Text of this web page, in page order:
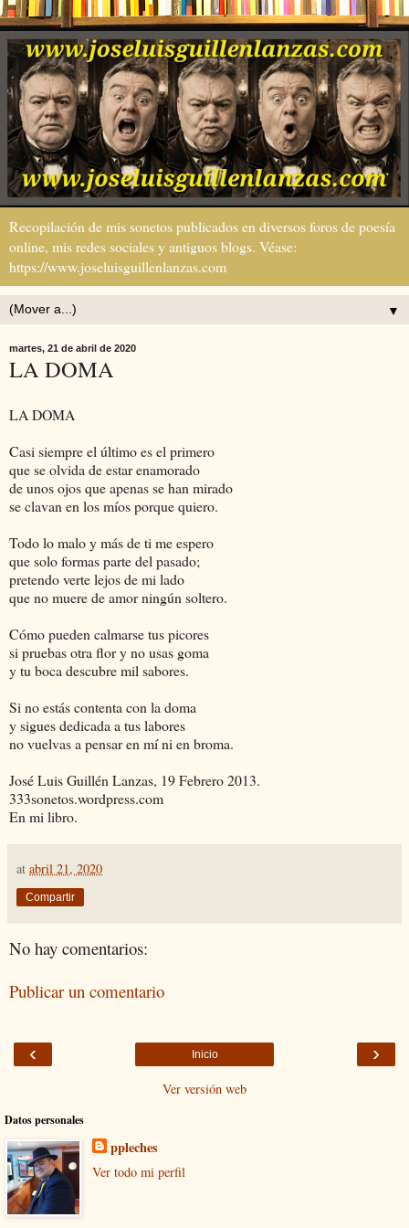
Recopilación de mis sonetos publicados en diversos foros de poesía
online, mis redes sociales y antiguos blogs. Véase:
https://www.joseluisguillenlanzas.com
▼
martes, 21 de abril de 2020
LA DOMA
LA DOMA
Casi siempre el último es el primero
que se olvida de estar enamorado
de unos ojos que apenas se han mirado
se clavan en los míos porque quiero.
Todo lo malo y más de ti me espero
que solo formas parte del pasado;
pretendo verte lejos de mi lado
que no muere de amor ningún soltero.
Cómo pueden calmarse tus picores
si pruebas otra flor y no usas goma
y tu boca descubre mil sabores.
Si no estás contenta con la doma
y sigues dedicada a tus labores
no vuelvas a pensar en mí ni en broma.
José Luis Guillén Lanzas, 19 Febrero 2013.
333sonetos.wordpress.com
En mi libro.
at abril 21, 2020
Compartir
No hay comentarios:
Publicar un comentario
‹ ›
Inicio
Ver versión web
Datos personales
ppleches
Ver todo mi perfil